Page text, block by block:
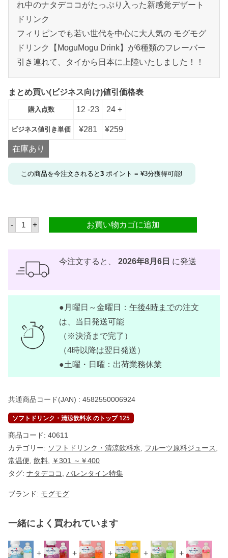
れ中のナタデココがたっぷり入った新感覚デザート
ドリンク
フィリピンでも若い世代を中心に大人気の モグモグ
ドリンク【MoguMogu Drink】が6種類のフレーバー
引き連れて、タイから日本に上陸いたしました！！
まとめ買い(ビジネス向け)値引価格表
購入点数 12 -23 24 +
ビジネス値引き単価 ¥281 ¥259
在庫あり
この商品を今注文されると 3 ポイント = ¥3分獲得可能!
- モ
グ
デ
ド
ヨ
ー
グ
3
m
【
M
O
G
U
M
O
G
】
個
+ お買い物カゴに追加
今注文すると、 2026年8月6日 に発送
●月曜日～金曜日： 午後4時までの注文
は、当日発送可能
（※決済まで完了）
（4時以降は翌日発送）
●土曜・日曜：出荷業務休業
共通商品コード(JAN) : 4582550006924
ソフトドリンク・清涼飲料水 のトップ 125
商品コード: 40611
カテゴリー: ソフトドリンク・清涼飲料水 フルーツ原料ジュース
常温便 飲料
￥301 ～￥400
タグ: ナタデココ バレンタイン特集
ブランド: モグモグ
一緒によく買われています
+ + + + +